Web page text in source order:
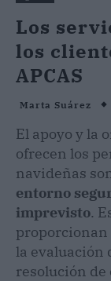
Los
los
APCAS
Marta Suárez
El apoyo y la
ofrecen los
navideñas
entorno
imprevisto.
proporcionan
la evaluación
resolución de